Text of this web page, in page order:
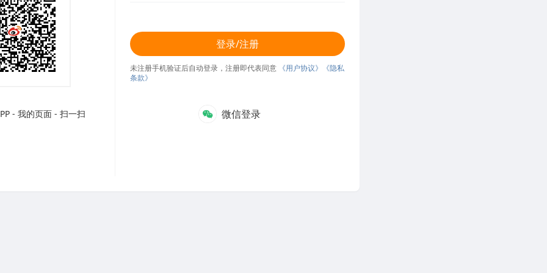
- 我的页面 - 扫一扫
登录/注册
未注册手机验证后自动登录，注册即代表同意 《用户协议》
《隐私
条款》
微信登录